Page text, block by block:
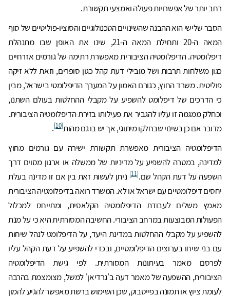
רחב יותר של אפשרויות פעולה ואמצעי תקשורת.
הסבר שלישי הוא ההבנה שהשינויים הטכנולוגיים והסוציו-פוליטיים של סוף
המאה ה-20 ותחילת המאה ה-21, שינו את האופן שבו מתנהלת
דיפלומטיה. הדיפלומטיה הציבורית מאפשרת רתימה של גורמים אזרחיים
כגון משלחות תרבות ושל מובילי דעת קהל כגון סופרים, וזאת ללא זיקה
פוליטית. משרד החוץ, כגורם האמון על המערך הדיפלומטי בישראל, מבין
כי הדרכים של דיפלומט להשפיע על מקבלי ההחלטות בעולם השתנו,
וכחלק ממגמה זו עליו להגביר את פעילותו בזירת הדיפלומטיה הציבורית.
מדובר אם כן בשינוי שבחלקו מיתוגי, אך יש בו גם מהות[10]
.
הדיפלומטיה הציבורית מאפשרת תקשורת ישירה עם גורמים מחוץ
למדינה, במטרה להשפיע על מדיניות של ממשלה או ארגון מסוים דרך
השפעה על דעת הקהל שם.[11]
ניתן לעשות זאת בין אם זו מדינה בעלת
יחסים דיפלומטיים עם ישראל או לא. המשרד רואה בדיפלומטיה הציבורית
מאמץ משלים לעבודת הדיפלומטיה הקלאסית, ומתייחס למכלול
הפעולות המבוצעות במרחב הציבורי. החשיבה המסורתית היא כי על מנת
להשפיע על מקבלי ההחלטות במדינת היעד, על הדיפלומט לנהל שיחות
עם בני שיחו בערוצים הדיפלומטיים, ובכדי להשפיע על דעת הקהל עליו
לפרסם מאמר בעיתונות המסורתית. לפי גישת הדיפלומטיה
הציבורית, ההשפעה של מאמר דעה ב'גרדיאן' למשל, מצומצמת בהרבה
לעומת ציוץ או תמונה בפייסבוק, שכן השימוש ברשת מאפשר להגיע להמון